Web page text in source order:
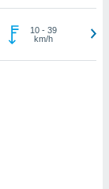
10- 39
km/h